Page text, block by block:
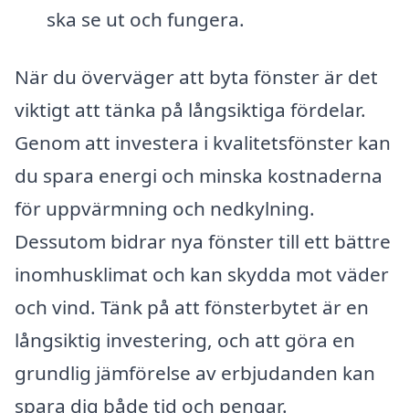
ska se ut och fungera.
När du överväger att byta fönster är det
viktigt att tänka på långsiktiga fördelar.
Genom att investera i kvalitetsfönster kan
du spara energi och minska kostnaderna
för uppvärmning och nedkylning.
Dessutom bidrar nya fönster till ett bättre
inomhusklimat och kan skydda mot väder
och vind. Tänk på att fönsterbytet är en
långsiktig investering, och att göra en
grundlig jämförelse av erbjudanden kan
spara dig både tid och pengar.